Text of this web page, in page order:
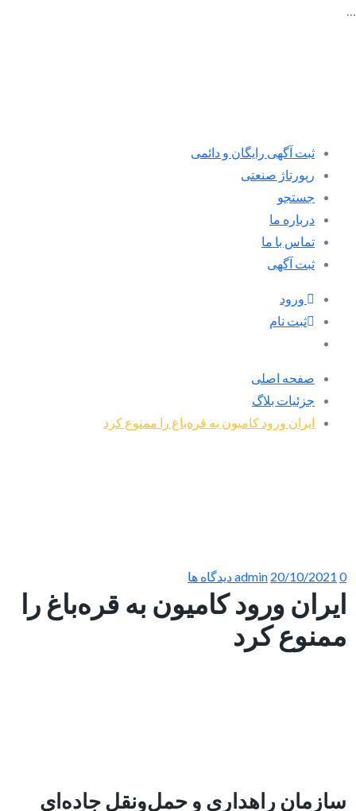
…
ثبت آگهی رایگان و دائمی
رپورتاژ صنعتی
جستجو
درباره ما
تماس با ما
ثبت آگهی
ورود
ثبت نام
صفحه اصلی
جزئیات بلاگ
ایران ورود کامیون به قره‌باغ را ممنوع کرد
admin 20/10/2021 0 دیدگاه ها
ایران ورود کامیون به قره‌باغ را
ممنوع کرد
سازمان راهداری و حمل‌ونقل جاده‌ای